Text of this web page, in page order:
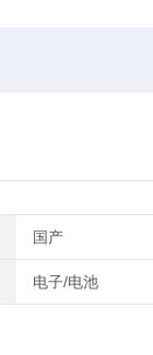
国产
电子/电池